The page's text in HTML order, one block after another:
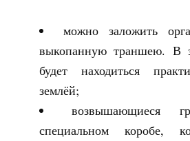
можно заложить
выкопанную траншею. В
будет находиться
землёй;
возвышающиеся
специальном коробе,